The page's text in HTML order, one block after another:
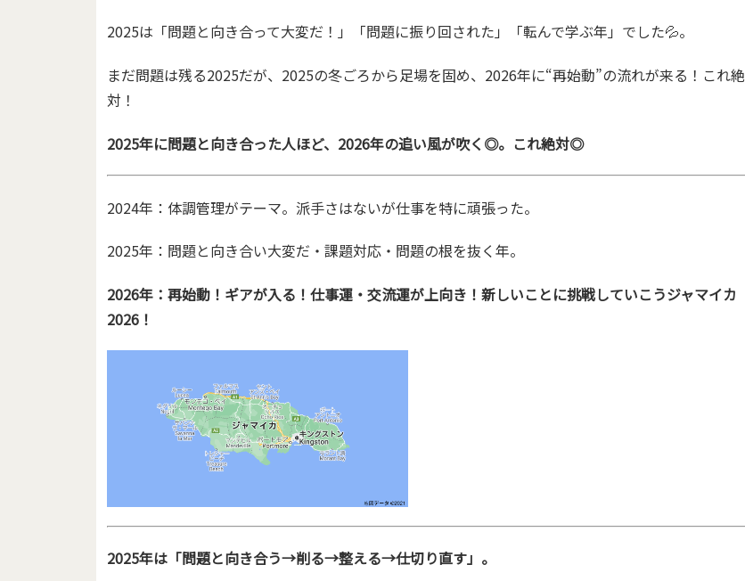
2025は「問題と向き合って大変だ！」「問題に振り回された」「転んで学ぶ年」でした💦。
まだ問題は残る2025だが、2025の冬ごろから足場を固め、2026年に“再始動”の流れが来る！これ絶
対！
2025年に問題と向き合った人ほど、2026年の追い風が吹く◎。これ絶対◎
2024年：体調管理がテーマ。派手さはないが仕事を特に頑張った。
2025年：問題と向き合い大変だ・課題対応・問題の根を抜く年。
2026年：再始動！ギアが入る！仕事運・交流運が上向き！新しいことに挑戦していこうジャマイカ
2026！
2025年は「問題と向き合う→削る→整える→仕切り直す」。